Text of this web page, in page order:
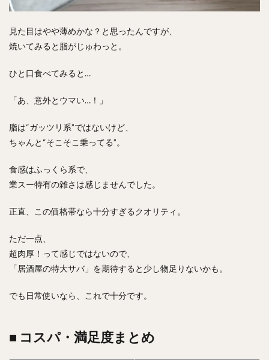
見た目はやや薄めかな？と思ったんですが、
焼いてみると脂がじゅわっと。
ひと口食べてみると…
「あ、意外とウマい…！」
脂は“ガッツリ系”ではないけど、
ちゃんと“そこそこ乗ってる”。
食感はふっくら系で、
業スー特有の雑さは感じませんでした。
正直、この価格帯なら十分すぎるクオリティ。
ただ一点、
超肉厚！って感じではないので、
「居酒屋の特大サバ」を期待すると少し物足りないかも。
でも日常使いなら、これで十分です。
■ コスパ・満足度まとめ